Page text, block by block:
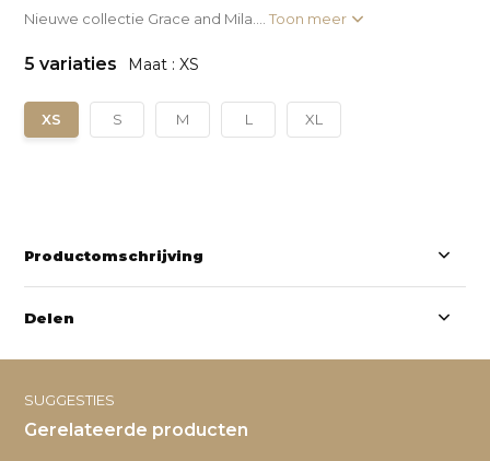
Nieuwe collectie Grace and Mila....Toon meer
5 variaties Maat : XS
XS S M L XL
Productomschrijving
Delen
SUGGESTIES
Gerelateerde producten